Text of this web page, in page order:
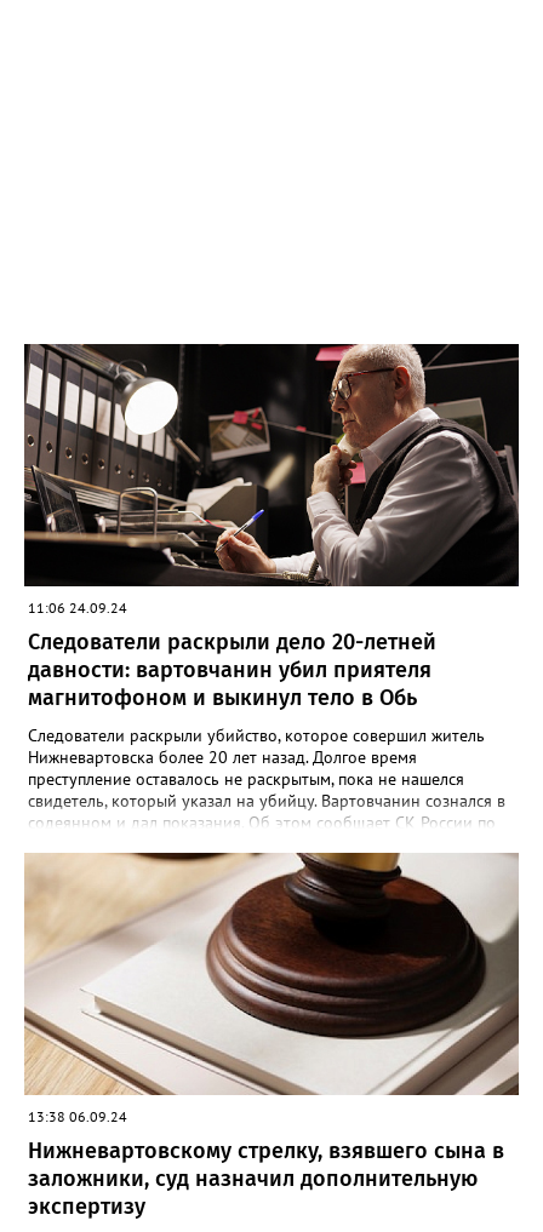
11:06 24.09.24
Следователи раскрыли дело 20-летней
давности: вартовчанин убил приятеля
магнитофоном и выкинул тело в Обь
Следователи раскрыли убийство, которое совершил житель
Нижневартовска более 20 лет назад. Долгое время
преступление оставалось не раскрытым, пока не нашелся
свидетель, который указал на убийцу. Вартовчанин сознался в
содеянном и дал показания. Об этом сообщает СК России по
декабря 2001 года 22 летний вартовчанин находился в
квартире по улице Менделеева вместе со своим 29-летним
знакомым. Произошла ссора и мужчина нанес приятелю
множественные удары руками и кассетным магнитофоном в
голову. От полученных травм он скончался. Вартовчанин
испугался и выбросил тело в Обь. Уголовное дело с
обвинительным заключением направлено в суд для
рассмотрения. Вартовчанину грозит до пятнадцати лет
лишения свободы.
13:38 06.09.24
Нижневартовскому стрелку, взявшего сына в
заложники, суд назначил дополнительную
экспертизу